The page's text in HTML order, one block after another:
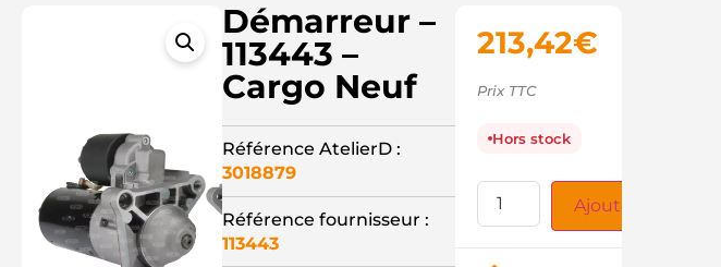
Démarreur –
113443 –
Cargo Neuf
Référence AtelierD :
3018879
Référence fournisseur :
113443
213,42€
Prix TTC
Hors stock
Ajouter au